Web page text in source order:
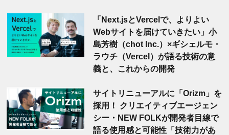
「Next.jsとVercelで、よりよい
Webサイトを届けていきたい」小
島芳樹（chot Inc.）×ギシェルモ・
ラウチ（Vercel）が語る技術の意
義と、これからの開発
サイトリニューアルに「Orizm」を
採用！ クリエイティブエージェン
シー・NEW FOLKが開発者目線で
語る使用感と可能性「技術力があ